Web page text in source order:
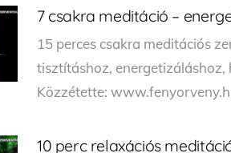
7 csakra meditáció –
15 perces csakra meditációs
tisztításhoz, energetizáláshoz,
Közzétette:
10 perc relaxációs